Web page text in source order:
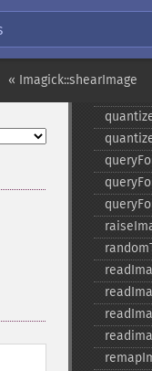
« Imagick::shearImage